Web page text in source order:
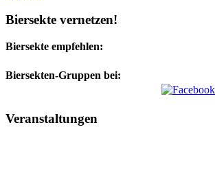
Biersekte vernetzen!
Biersekte empfehlen:
Biersekten-Gruppen bei:
Veranstaltungen